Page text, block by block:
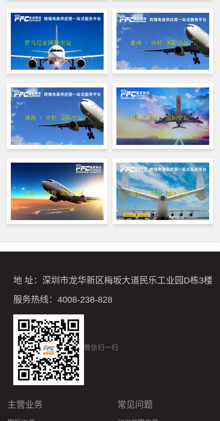
地 址：深圳市龙华新区梅坂大道民乐工业园D栋3楼
服务热线：4008-238-828
微信扫一扫
主营业务 常见问题